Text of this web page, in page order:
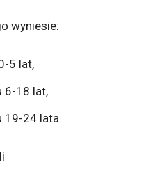
wyniesie:
5 lat,
6-18 lat,
19-24 lata.